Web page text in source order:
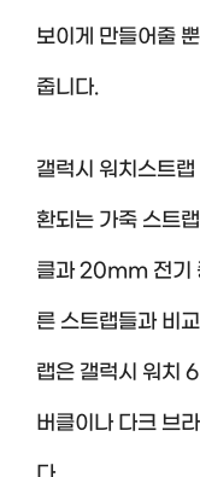
보이게 만들어줄
줍니다.
갤럭시 워치스트
환되는 가죽 스트
클과 20mm 전기
른 스트랩들과 비
랩은 갤럭시 워치
버클이나 다크 브